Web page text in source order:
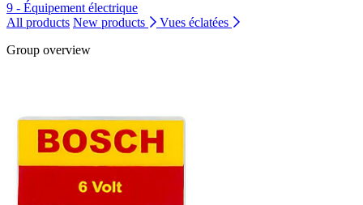
9 - Équipement électrique
All products New products
Vues éclatées
Group overview